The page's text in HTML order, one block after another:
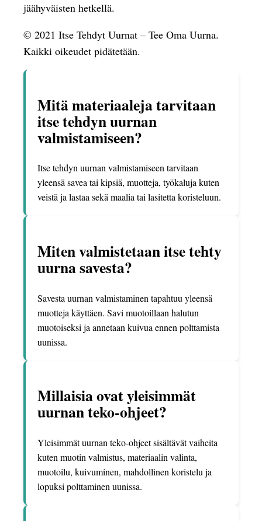
jäähyväisten hetkellä.
© 2021 Itse Tehdyt Uurnat – Tee Oma Uurna.
Kaikki oikeudet pidätetään.
Mitä materiaaleja tarvitaan
itse tehdyn uurnan
valmistamiseen?
Itse tehdyn uurnan valmistamiseen tarvitaan
yleensä savea tai kipsiä, muotteja, työkaluja kuten
veistä ja lastaa sekä maalia tai lasitetta koristeluun.
Miten valmistetaan itse tehty
uurna savesta?
Savesta uurnan valmistaminen tapahtuu yleensä
muotteja käyttäen. Savi muotoillaan halutun
muotoiseksi ja annetaan kuivua ennen polttamista
uunissa.
Millaisia ovat yleisimmät
uurnan teko-ohjeet?
Yleisimmät uurnan teko-ohjeet sisältävät vaiheita
kuten muotin valmistus, materiaalin valinta,
muotoilu, kuivuminen, mahdollinen koristelu ja
lopuksi polttaminen uunissa.